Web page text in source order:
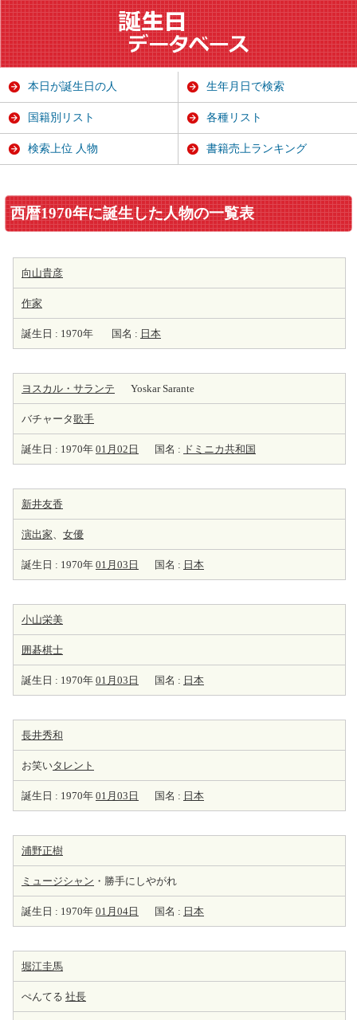
西暦1970年に誕生した人物の一覧表
向山貴彦
作家
誕生日 : 1970年 国名 : 日本
ヨスカル・サランテ Yoskar Sarante
バチャータ歌手
誕生日 : 1970年 01月02日 国名 : ドミニカ共和国
新井友香
演出家、 女優
誕生日 : 1970年 01月03日 国名 : 日本
小山栄美
囲碁棋士
誕生日 : 1970年 01月03日 国名 : 日本
長井秀和
お笑いタレント
誕生日 : 1970年 01月03日 国名 : 日本
浦野正樹
ミュージシャン ・勝手にしやがれ
誕生日 : 1970年 01月04日 国名 : 日本
堀江圭馬
ぺんてる 社長
本日が誕生日の人 生年月日で検索
国籍別リスト 各種リスト
検索上位 人物 書籍売上ランキング